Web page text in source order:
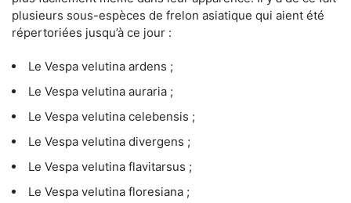
plusieurs sous-espèces de frelon asiatique qui aient été
répertoriées jusqu’à ce jour :
Le Vespa velutina ardens ;
Le Vespa velutina auraria ;
Le Vespa velutina celebensis ;
Le Vespa velutina divergens ;
Le Vespa velutina flavitarsus ;
Le Vespa velutina floresiana ;